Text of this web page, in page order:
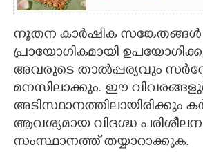
നൂതന കാർഷിക സങ്കേതങ്ങൾ
പ്രായോഗികമായി
അവരുടെ താൽപ്പര്യവും
മനസിലാക്കും. ഈ
അടിസ്ഥാനത്തിലായിരിക്കും
ആവശ്യമായ വിദഗ്ദ്ധ
സംസ്ഥാനത്ത് തയ്യാറാക്കുക.